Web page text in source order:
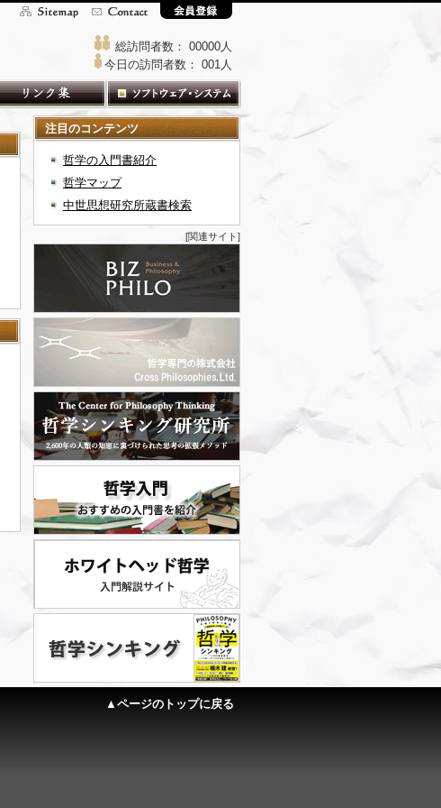
総訪問者数： 00000人
今日の訪問者数： 001人
注目のコンテンツ
哲学の入門書紹介
哲学マップ
中世思想研究所蔵書検索
[関連サイト]
▲ページのトップに戻る